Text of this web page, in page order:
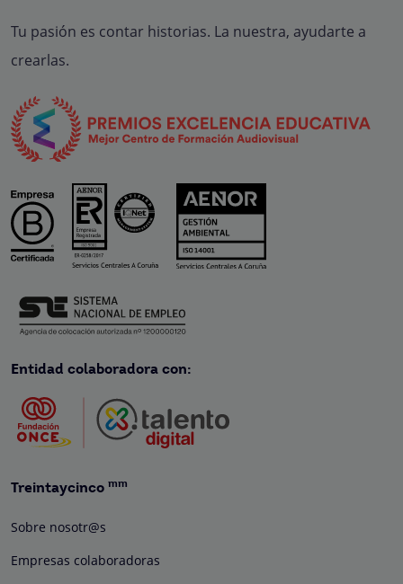
Tu pasión es contar historias. La nuestra, ayudarte a
crearlas.
Entidad colaboradora con:
Treintaycinco mm
Sobre nosotr@s
Empresas colaboradoras